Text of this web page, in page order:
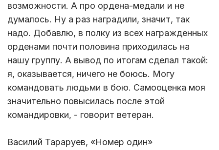
возможности. А про ордена-медали и не
думалось. Ну а раз наградили, значит, так
надо. Добавлю, в полку из всех награжденных
орденами почти половина приходилась на
нашу группу. А вывод по итогам сделал такой:
я, оказывается, ничего не боюсь. Могу
командовать людьми в бою. Самооценка моя
значительно повысилась после этой
командировки, - говорит ветеран.
Василий Тараруев, «Номер один»